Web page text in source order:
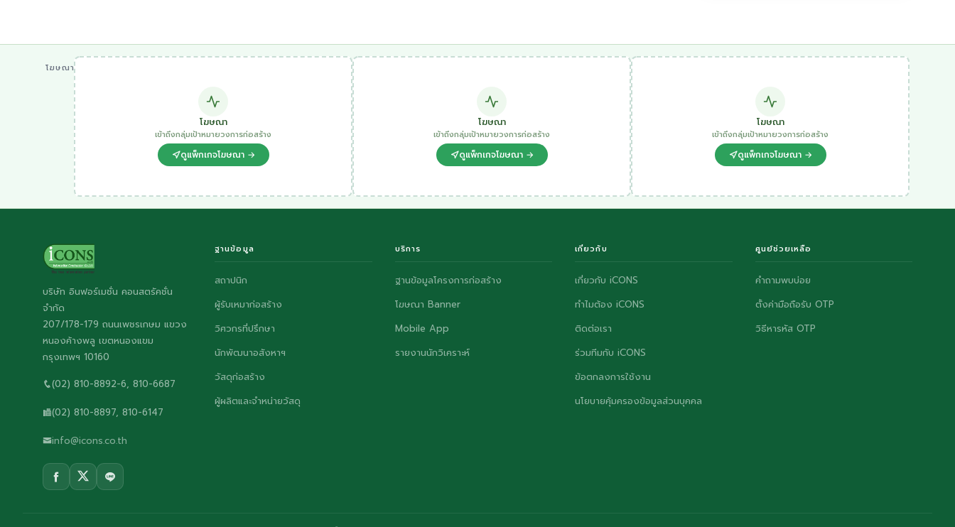
โฆษณา
โฆษณา
เข้าถึงกลุ่มเป้าหมายวงการก่อสร้าง
ดูแพ็กเกจโฆษณา →
โฆษณา
เข้าถึงกลุ่มเป้าหมายวงการก่อสร้าง
ดูแพ็กเกจโฆษณา →
โฆษณา
เข้าถึงกลุ่มเป้าหมายวงการก่อสร้าง
ดูแพ็กเกจโฆษณา →
บริษัท อินฟอร์เมชั่น คอนสตรัคชั่น
จำกัด
207/178-179 ถนนเพชรเกษม แขวง
หนองค้างพลู เขตหนองแขม
กรุงเทพฯ 10160
(02) 810-8892-6, 810-6687
(02) 810-8897, 810-6147
info@icons.co.th
ฐานข้อมูล
สถาปนิก
ผู้รับเหมาก่อสร้าง
วิศวกรที่ปรึกษา
นักพัฒนาอสังหาฯ
วัสดุก่อสร้าง
ผู้ผลิตและจำหน่ายวัสดุ
บริการ
ฐานข้อมูลโครงการก่อสร้าง
โฆษณา Banner
Mobile App
รายงานนักวิเคราะห์
เกี่ยวกับ
เกี่ยวกับ iCONS
ทำไมต้อง iCONS
ติดต่อเรา
ร่วมทีมกับ iCONS
ข้อตกลงการใช้งาน
นโยบายคุ้มครองข้อมูลส่วนบุคคล
ศูนย์ช่วยเหลือ
คำถามพบบ่อย
ตั้งค่ามือถือรับ OTP
วิธีหารหัส OTP